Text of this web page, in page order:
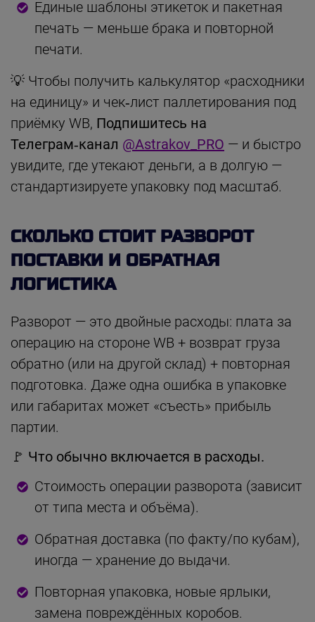
Единые шаблоны этикеток и пакетная
печать — меньше брака и повторной
печати.
💡 Чтобы получить калькулятор «расходники
на единицу» и чек‑лист паллетирования под
приёмку WB, Подпишитесь на
Телеграм‑канал @Astrakov_PRO — и быстро
увидите, где утекают деньги, а в долгую —
стандартизируете упаковку под масштаб.
СКОЛЬКО СТОИТ РАЗВОРОТ
ПОСТАВКИ И ОБРАТНАЯ
ЛОГИСТИКА
Разворот — это двойные расходы: плата за
операцию на стороне WB + возврат груза
обратно (или на другой склад) + повторная
подготовка. Даже одна ошибка в упаковке
или габаритах может «съесть» прибыль
партии.
🚩 Что обычно включается в расходы.
Стоимость операции разворота (зависит
от типа места и объёма).
Обратная доставка (по факту/по кубам),
иногда — хранение до выдачи.
Повторная упаковка, новые ярлыки,
замена повреждённых коробов.